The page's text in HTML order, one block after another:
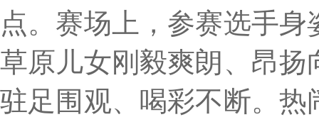
点。赛场上，参赛选手
草原儿女刚毅爽朗、昂
驻足围观、喝彩不断。